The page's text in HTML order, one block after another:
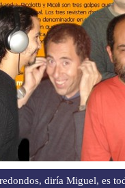
diría Miguel, es